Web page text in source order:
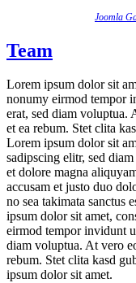
Joomla
Team
Lorem ipsum dolor sit
nonumy eirmod tempor
erat, sed diam voluptua.
et ea rebum. Stet clita
Lorem ipsum dolor sit
sadipscing elitr, sed
et dolore magna
accusam et justo duo
no sea takimata sanctus
ipsum dolor sit amet,
eirmod tempor invidunt
diam voluptua. At vero
rebum. Stet clita kasd
ipsum dolor sit amet.